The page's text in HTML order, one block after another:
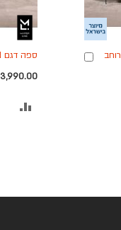
ספה דגם MASON רוחב
הוספה
3,990.00 ₪